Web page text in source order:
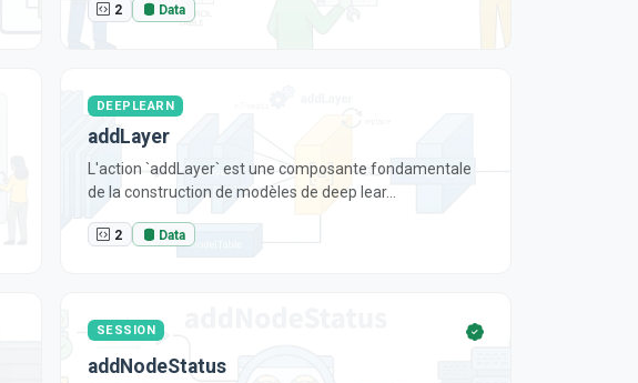
2 Data
DEEPLEARN
addLayer
L'action `addLayer` est une composante fondamentale
de la construction de modèles de deep lear...
2 Data
SESSION
addNodeStatus